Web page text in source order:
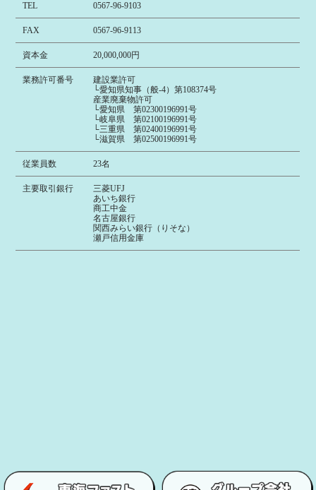
TEL 0567-96-9103
FAX 0567-96-9113
資本金 20,000,000円
業務許可番号
建設業許可
└愛知県知事（般-4）第108374号
産業廃棄物許可
└愛知県 第02300196991号
└岐阜県 第02100196991号
└三重県 第02400196991号
└滋賀県 第02500196991号
従業員数 23名
主要取引銀行
三菱UFJ
あいち銀行
商工中金
名古屋銀行
関西みらい銀行（りそな）
瀬戸信用金庫